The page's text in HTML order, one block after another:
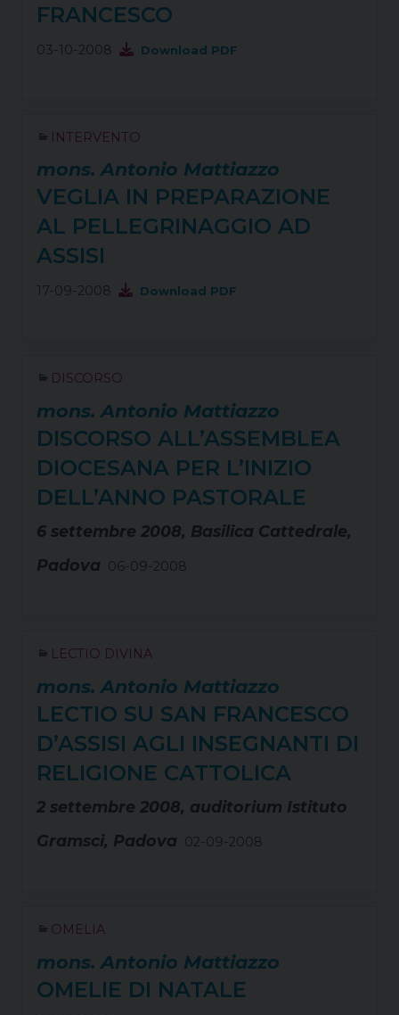
FRANCESCO
03-10-2008 Download PDF
INTERVENTO
mons. Antonio Mattiazzo
VEGLIA IN PREPARAZIONE
AL PELLEGRINAGGIO AD
ASSISI
17-09-2008 Download PDF
DISCORSO
mons. Antonio Mattiazzo
DISCORSO ALL’ASSEMBLEA
DIOCESANA PER L’INIZIO
DELL’ANNO PASTORALE
6 settembre 2008, Basilica Cattedrale,
Padova 06-09-2008
LECTIO DIVINA
mons. Antonio Mattiazzo
LECTIO SU SAN FRANCESCO
D’ASSISI AGLI INSEGNANTI DI
RELIGIONE CATTOLICA
2 settembre 2008, auditorium Istituto
Gramsci, Padova 02-09-2008
OMELIA
mons. Antonio Mattiazzo
OMELIE DI NATALE